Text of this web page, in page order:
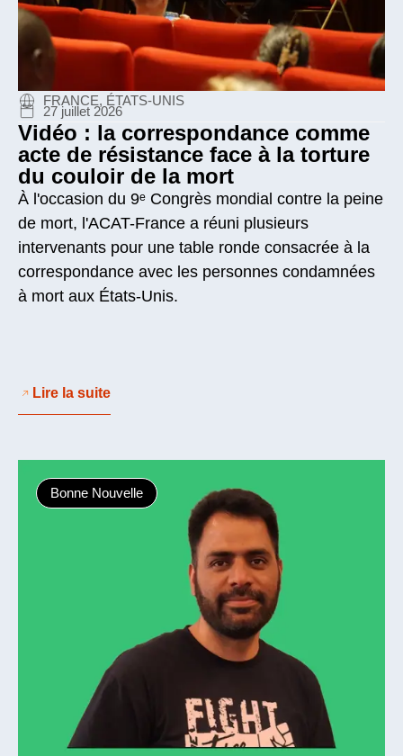
FRANCE, ÉTATS-UNIS
27 juillet 2026
Vidéo : la correspondance comme
acte de résistance face à la torture
du couloir de la mort
À l'occasion du 9ᵉ Congrès mondial contre la peine
de mort, l'ACAT-France a réuni plusieurs
intervenants pour une table ronde consacrée à la
correspondance avec les personnes condamnées
à mort aux États-Unis.
Lire la suite
Bonne Nouvelle